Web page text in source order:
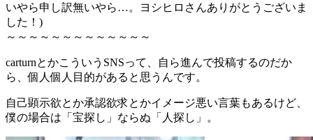
いやら申し訳無いやら…。ヨシヒロさんありがとうございま
した！)
～～～～～～～～～～～～～
carturnとかこういうSNSって、自ら進んで投稿するのだか
ら、個人個人目的があると思うんです。
自己顕示欲とか承認欲求とかイメージ悪い言葉もあるけど、
僕の場合は「宝探し」ならぬ「人探し」。